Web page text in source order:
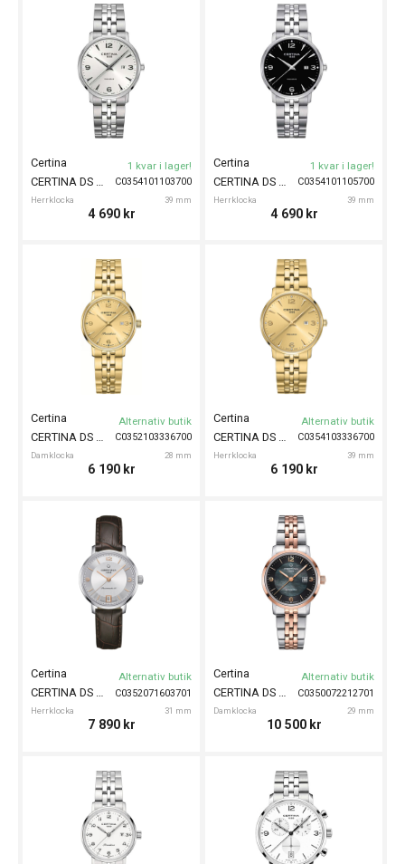
C0354101103700
Certina
Herrklocka 39 mm
1 kvar i lager!
4 690 kr
C0354101105700
Certina
Herrklocka 39 mm
1 kvar i lager!
4 690 kr
C0352103336700
Certina
Damklocka 28 mm
Alternativ butik
6 190 kr
C0354103336700
Certina
Herrklocka 39 mm
Alternativ butik
6 190 kr
C0352071603701
Certina
Herrklocka 31 mm
CERTINA DS Caimano Automatic 31mm
Alternativ butik
7 890 kr
C0350072212701
Certina
Damklocka 29 mm
CERTINA DS Caimano Automatic 29mm
Alternativ butik
10 500 kr